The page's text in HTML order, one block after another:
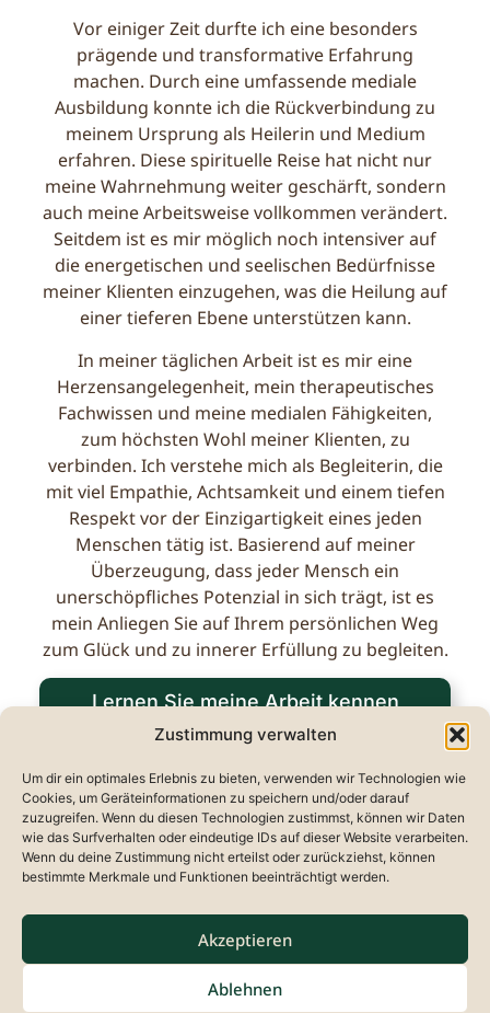
Zustimmung verwalten
Um dir ein optimales Erlebnis zu bieten, verwenden wir Technologien wie
Cookies, um Geräteinformationen zu speichern und/oder darauf
zuzugreifen. Wenn du diesen Technologien zustimmst, können wir Daten
wie das Surfverhalten oder eindeutige IDs auf dieser Website verarbeiten.
Wenn du deine Zustimmung nicht erteilst oder zurückziehst, können
bestimmte Merkmale und Funktionen beeinträchtigt werden.
Akzeptieren
Ablehnen
Vor einiger Zeit durfte ich eine besonders
prägende und transformative Erfahrung
machen. Durch eine umfassende mediale
Ausbildung konnte ich die Rückverbindung zu
meinem Ursprung als Heilerin und Medium
erfahren. Diese spirituelle Reise hat nicht nur
meine Wahrnehmung weiter geschärft, sondern
auch meine Arbeitsweise vollkommen verändert.
Seitdem ist es mir möglich noch intensiver auf
die energetischen und seelischen Bedürfnisse
meiner Klienten einzugehen, was die Heilung auf
einertieferen Ebene unterstützen kann.
In meiner täglichen Arbeit ist es mir eine
Herzensangelegenheit, mein therapeutisches
Fachwissen und meine medialen Fähigkeiten,
zum höchsten Wohl meiner Klienten, zu
verbinden. Ich verstehe mich als Begleiterin, die
mit viel Empathie, Achtsamkeit und einem tiefen
Respekt vor der Einzigartigkeit eines jeden
Menschen tätig ist. Basierend auf meiner
Überzeugung, dass jeder Mensch ein
unerschöpfliches Potenzial in sich trägt, ist es
mein Anliegen Sie auf Ihrem persönlichen Weg
zum Glück und zu innerer Erfüllung zu begleiten.
Lernen Sie meine Arbeit kennen​